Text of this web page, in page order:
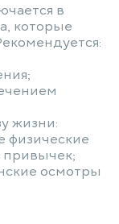
в
которые
жизни:
физические
привычек;
осмотры